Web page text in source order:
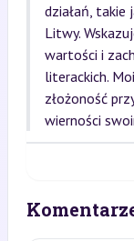
działań, takie
Litwy.
wartości i
literackich.
złożoność
wierności